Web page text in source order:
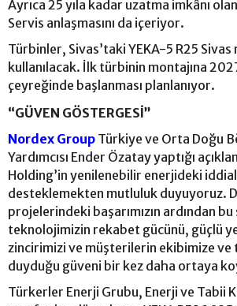
Ayrıca 25 yıla kadar uzatma imkânı
Servis anlaşmasını da içeriyor.
Türbinler, Sivas’taki YEKA-5 R25
kullanılacak. İlk türbinin montajına 2027
çeyreğinde başlanması planlanıyor.
“GÜVEN GÖSTERGESİ”
Nordex Group Türkiye ve Orta Doğu
Yardımcısı Ender Özatay yaptığı
Holding’in yenilenebilir enerjideki
desteklemekten mutluluk duyuyoruz.
projelerindeki başarımızın ardından
teknolojimizin rekabet gücünü, güçlü
zincirimizi ve müşterilerin ekibimize ve
duyduğu güveni bir kez daha ortaya
Türkerler Enerji Grubu, Enerji ve Tabii